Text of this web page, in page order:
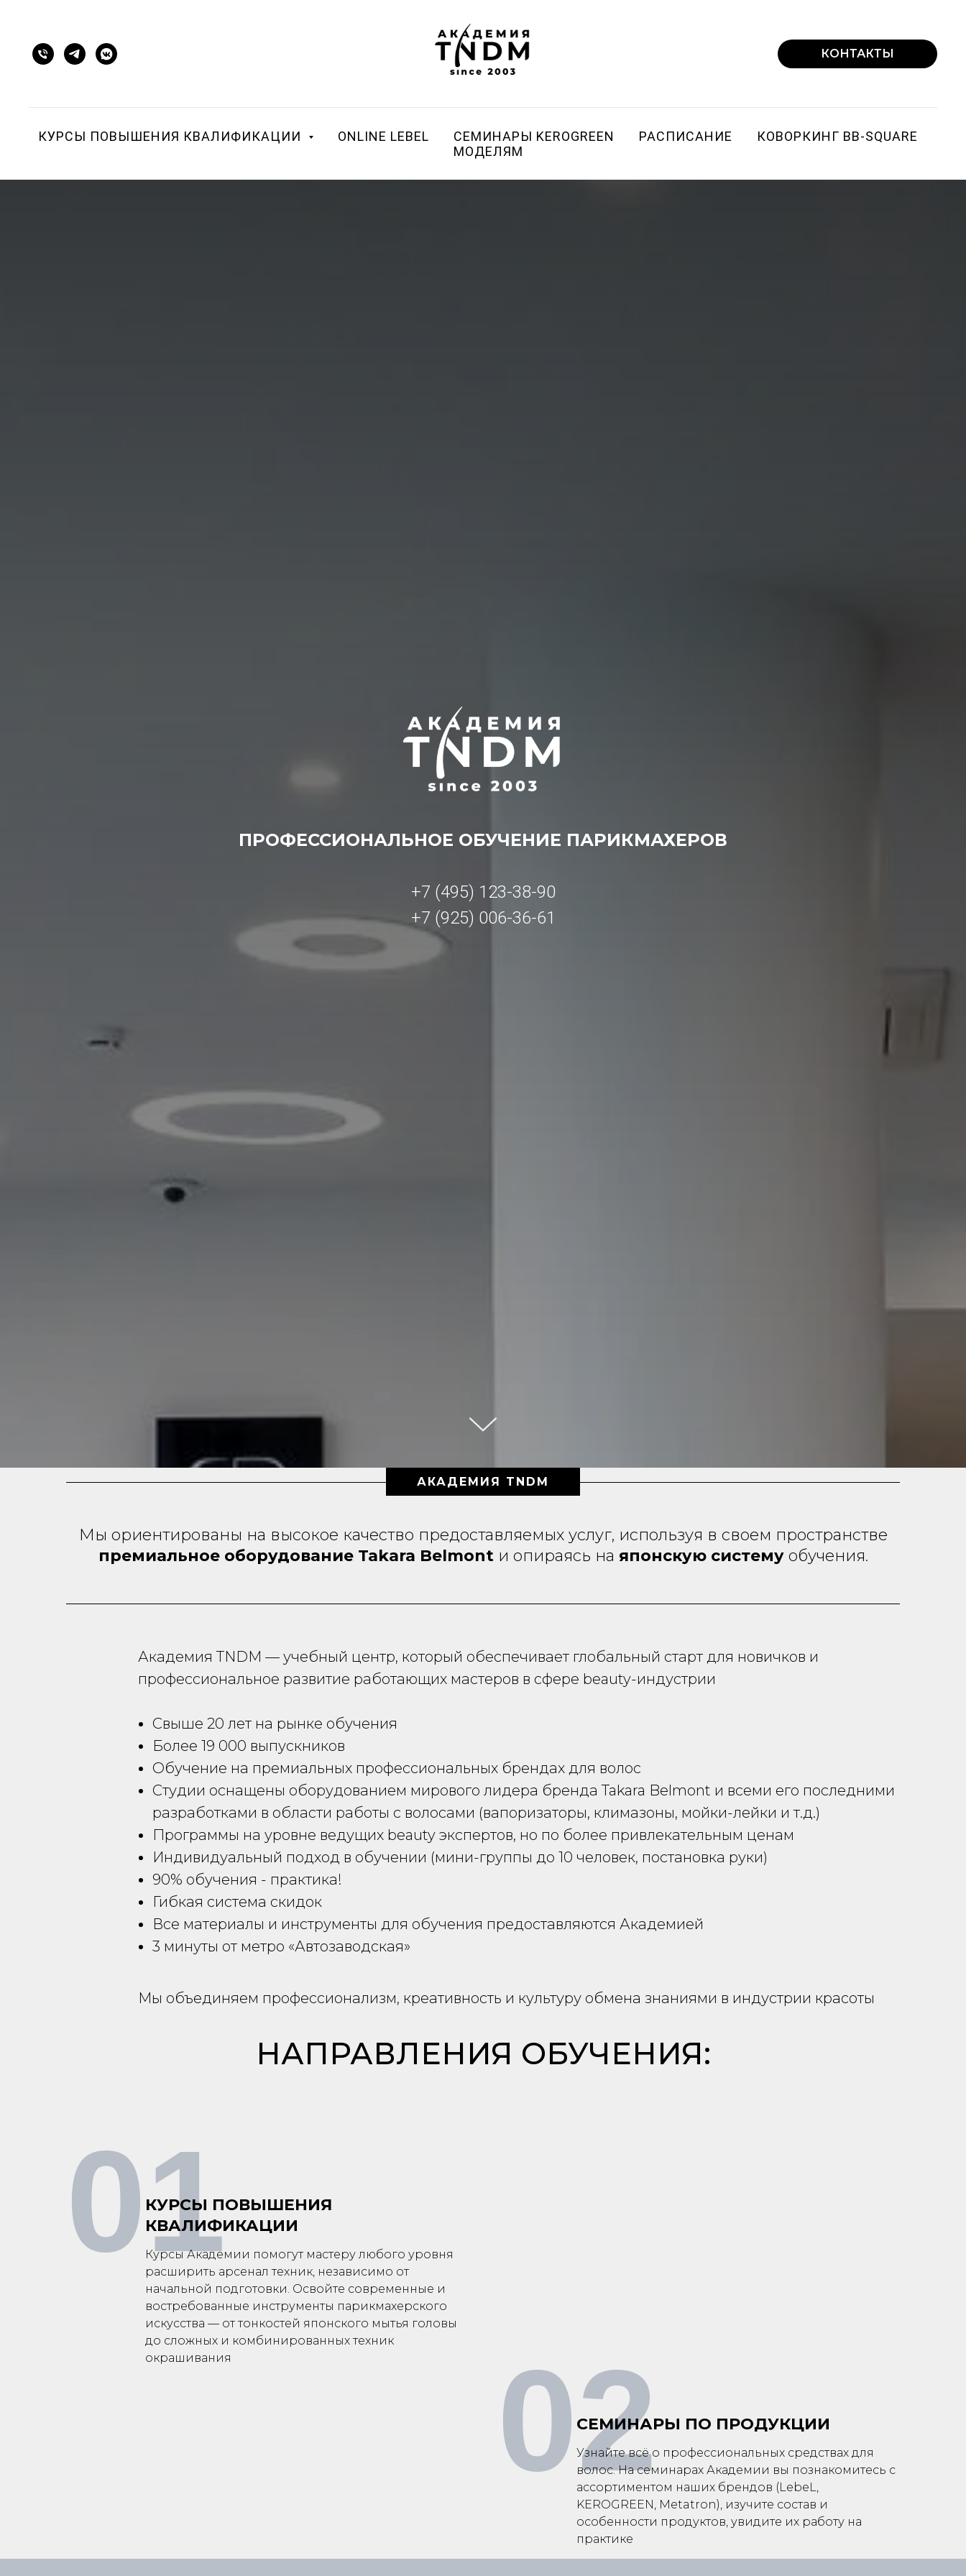
КОНТАКТЫ
КУРСЫ ПОВЫШЕНИЯ КВАЛИФИКАЦИИ ONLINE LEBEL СЕМИНАРЫ KEROGREEN РАСПИСАНИЕ
КОВОРКИНГ BВ-SQUARE
МОДЕЛЯМ
ПРОФЕССИОНАЛЬНОЕ ОБУЧЕНИЕ ПАРИКМАХЕРОВ
+7 (495) 123-38-90
+7 (925) 006-36-61
АКАДЕМИЯ TNDM
Мы ориентированы на высокое качество предоставляемых услуг, используя в своем пространстве
премиальное оборудование Takara Belmont и опираясь на японскую системуобучения.
Академия TNDM — учебный центр, который обеспечивает глобальный старт для новичков и
профессиональное развитие работающих мастеров в сфере beauty-индустрии
Свыше 20 лет на рынке обучения
Более 19 000 выпускников
Обучение на премиальных профессиональных брендах для волос
Студии оснащены оборудованием мирового лидера бренда Takara Belmont и всеми его последними
разработками в области работы с волосами (вапоризаторы, климазоны, мойки-лейки и т.д.)
Программы на уровне ведущих beauty экспертов, но по более привлекательным ценам
Индивидуальный подход в обучении (мини-группы до 10 человек, постановка руки)
90% обучения - практика!
Гибкая система скидок
Все материалы и инструменты для обучения предоставляются Академией
3 минуты от метро «Автозаводская»
Мы объединяем профессионализм, креативность и культуру обмена знаниями в индустрии красоты
НАПРАВЛЕНИЯ ОБУЧЕНИЯ:
КУРСЫ ПОВЫШЕНИЯ
КВАЛИФИКАЦИИ
Курсы Академии помогут мастеру любого уровня
расширить арсенал техник, независимо от
начальной подготовки. Освойте современные и
востребованные инструменты парикмахерского
искусства — от тонкостей японского мытья головы
до сложных и комбинированных техник
окрашивания
01
СЕМИНАРЫ ПО ПРОДУКЦИИ
Узнайте всё о профессиональных средствах для
волос. На семинарах Академии вы познакомитесь с
ассортиментом наших брендов (LebeL,
KEROGREEN, Metatron), изучите состав и
особенности продуктов, увидите их работу на
практике
02